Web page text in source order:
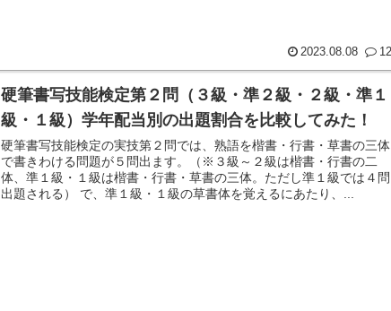
2023.08.08 12
硬筆書写技能検定第２問（３級・準２級・２級・準１
級・１級）学年配当別の出題割合を比較してみた！
硬筆書写技能検定の実技第２問では、熟語を楷書・行書・草書の三体
で書きわける問題が５問出ます。（※３級～２級は楷書・行書の二
体、準１級・１級は楷書・行書・草書の三体。ただし準１級では４問
出題される） で、準１級・１級の草書体を覚えるにあたり、...